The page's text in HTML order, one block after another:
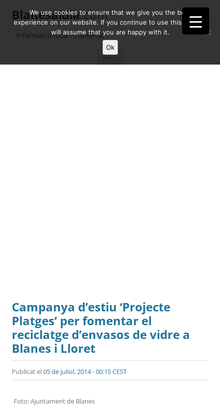
Blanesaldia.com
Informació local i comarcal
contingut
Campanya d’estiu ‘Projecte
Platges’ per fomentar el
reciclatge d’envasos de vidre a
Blanes i Lloret
Publicat el05 de juliol, 2014 - 00:15 CEST
Foto: Ajuntament de Blanes
We use cookies to ensure that we give you the best
experience on our website. If you continue to use this site we
will assume that you are happy with it.
Ok